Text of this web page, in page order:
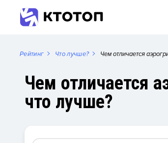
Рейтинг Что лучше? Чем отличается
Чем отличается
что лучше?